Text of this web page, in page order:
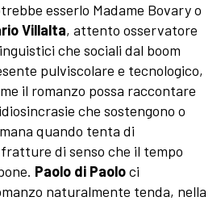
esserlo Madame Bovary o
Villalta, attento osservatore
che sociali dal boom
pulviscolare e tecnologico,
il romanzo possa raccontare
che sostengono o
quando tenta di
di senso che il tempo
Paolo di Paoloci
naturalmente tenda, nella